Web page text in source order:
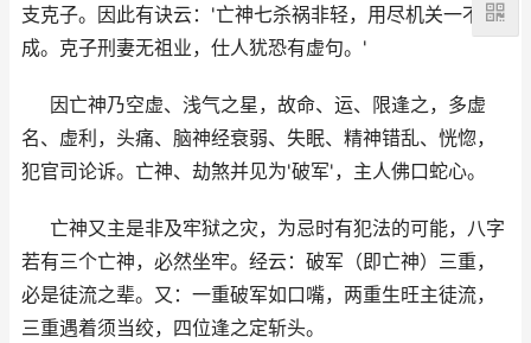
支克子。因此有诀云：'亡神七杀祸非轻，用尽机关一不
成。克子刑妻无祖业，仕人犹恐有虚句。'
因亡神乃空虚、浅气之星，故命、运、限逢之，多虚
名、虚利，头痛、脑神经衰弱、失眠、精神错乱、恍惚，
犯官司论诉。亡神、劫煞并见为'破军'，主人佛口蛇心。
亡神又主是非及牢狱之灾，为忌时有犯法的可能，八字
若有三个亡神，必然坐牢。经云：破军（即亡神）三重，
必是徒流之辈。又：一重破军如口嘴，两重生旺主徒流，
三重遇着须当绞，四位逢之定斩头。